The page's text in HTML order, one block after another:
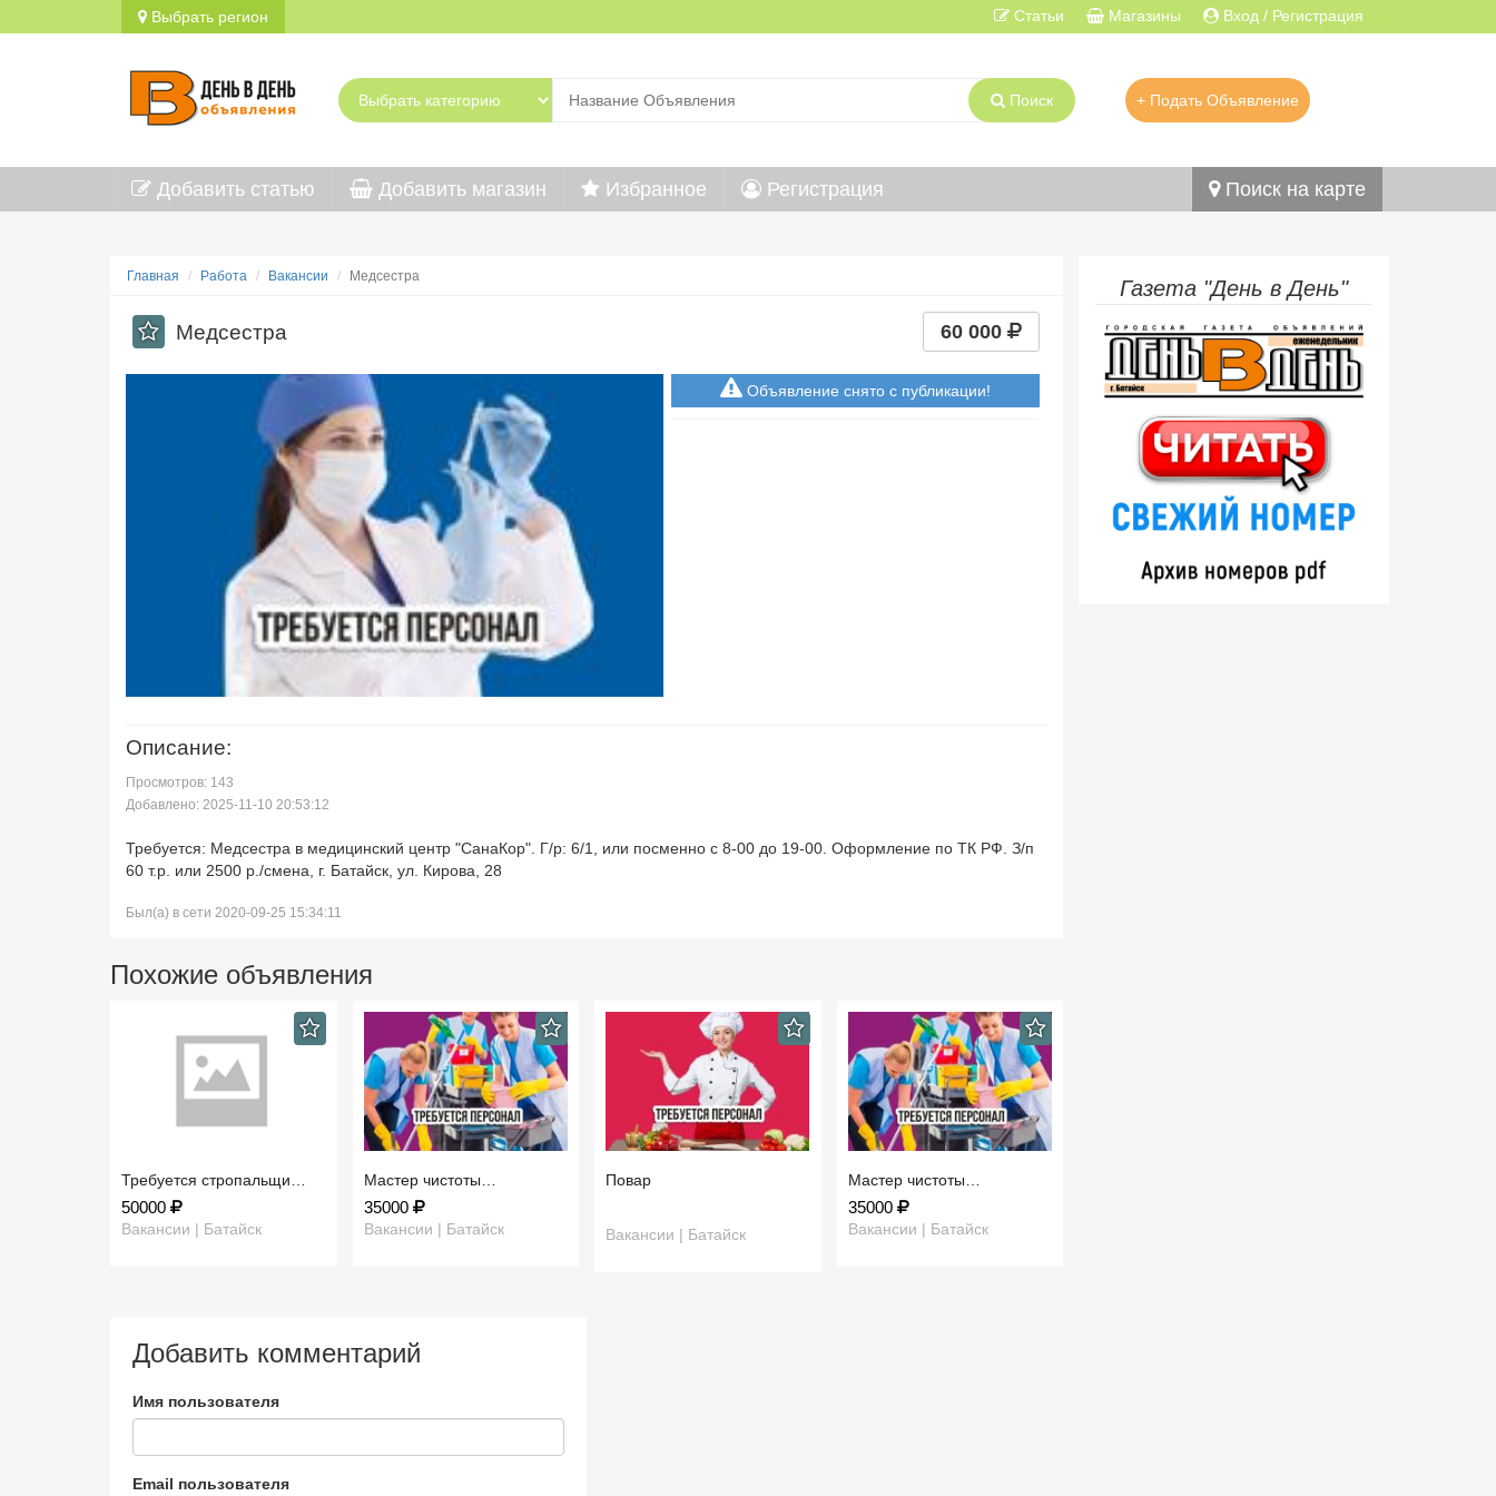
Выбрать регион Вход / Регистрация
Магазины
Статьи
Поиск + Подать Объявление
Добавить статью Добавить магазин Избранное Регистрация Поиск на карте
Главная Работа Вакансии Медсестра
Медсестра 60 000
Объявление снято с публикации!
Описание:
Просмотров: 143
Добавлено: 2025-11-10 20:53:12
Требуется: Медсестра в медицинский центр "СанаКор". Г/р: 6/1, или посменно с 8-00 до 19-00. Оформление по ТК РФ. З/п
60 т.р. или 2500 р./смена, г. Батайск, ул. Кирова, 28
Был(а) в сети 2020-09-25 15:34:11
Похожие объявления
Требуется стропальщи…
50000
Вакансии | Батайск
Мастер чистоты…
35000
Вакансии | Батайск
Повар
Вакансии | Батайск
Мастер чистоты…
35000
Вакансии | Батайск
Добавить комментарий
Имя пользователя
Email пользователя
Газета "День в День"